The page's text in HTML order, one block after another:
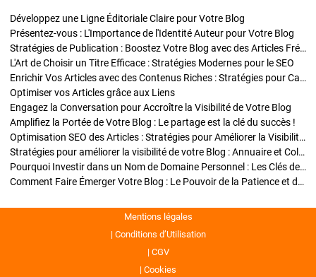
Développez une Ligne Éditoriale Claire pour Votre Blog
Présentez-vous : L'Importance de l'Identité Auteur pour Votre Blog
Stratégies de Publication : Boostez Votre Blog avec des Articles Fréquents et Exclusifs
L'Art de Choisir un Titre Efficace : Stratégies Modernes pour le SEO
Enrichir Vos Articles avec des Contenus Riches : Stratégies pour Captiver et Optimiser
Optimiser vos Articles grâce aux Liens
Engagez la Conversation pour Accroître la Visibilité de Votre Blog
Amplifiez la Portée de Votre Blog : Le partage est la clé du succès !
Optimisation SEO des Articles : Stratégies pour Améliorer la Visibilité de Votre Blog
Stratégies pour améliorer la visibilité de votre Blog : Annuaire et Collaborations
Pourquoi Investir dans un Nom de Domaine Personnel : Les Clés de la Réussite de Votre Blog
Comment Faire Émerger Votre Blog : Le Pouvoir de la Patience et de la Persévérance
Mentions légales
Conditions d’Utilisation
CGV
Cookies